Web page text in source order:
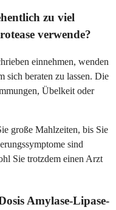
zu viel
verwende?
einnehmen, wenden
sich beraten zu lassen. Die
Übelkeit oder
große Mahlzeiten, bis Sie
sind
Sie trotzdem einen Arzt
Amylase-Lipase-